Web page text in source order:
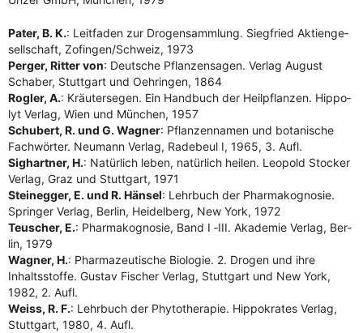
Pater, B. K.: Leit­fa­den zur Dro­gen­samm­lung. Sieg­fried Akti­en­ge­
sell­schaft, Zofingen/​Schweiz, 1973
Per­ger, Rit­ter von: Deut­sche Pflan­zen­sa­gen. Ver­lag August
Scha­ber, Stutt­gart und Oeh­rin­gen, 1864
Rog­ler, A.: Kräu­ter­se­gen. Ein Hand­buch der Heil­pflan­zen. Hip­po­
lyt Ver­lag, Wien und Mün­chen, 1957
Schu­bert, R. und G. Wag­ner: Pflan­zen­na­men und bota­ni­sche
Fach­wör­ter. Neu­mann Ver­lag, Rade­beul I, 1965, 3. Aufl.
Sig­hart­ner, H.: Natür­lich leben, natür­lich hei­len. Leo­pold Sto­cker
Ver­lag, Graz und Stutt­gart, 1971
Stein­eg­ger, E. und R. Hän­sel: Lehr­buch der Phar­ma­ko­gno­sie.
Sprin­ger Ver­lag, Ber­lin, Hei­del­berg, New York, 1972
Teu­scher, E.: Phar­ma­ko­gno­sie, Band I ‑III. Aka­de­mie Ver­lag, Ber­
lin, 1979
Wag­ner, H.: Phar­ma­zeu­ti­sche Bio­lo­gie. 2. Dro­gen und ihre
Inhalts­stof­fe. Gus­tav Fischer Ver­lag, Stutt­gart und New York,
1982, 2. Aufl.
Weiss, R. F.: Lehr­buch der Phy­to­the­ra­pie. Hip­po­kra­tes Ver­lag,
Stutt­gart, 1980, 4. Aufl.